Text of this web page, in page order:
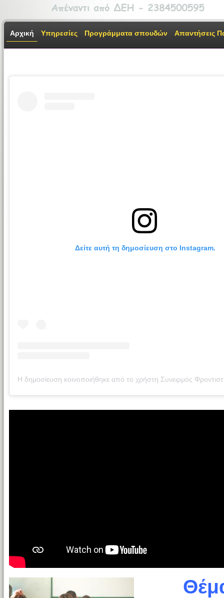
Αρχική Υπηρεσίες Προγράμματα σπουδών Απαντήσεις
Δείτε αυτή τη δημοσίευση στο Instagram.